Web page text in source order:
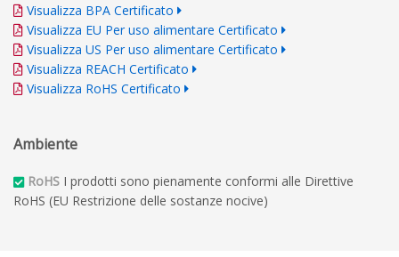
Visualizza BPA Certificato
Visualizza EU Per uso alimentare Certificato
Visualizza US Per uso alimentare Certificato
Visualizza REACH Certificato
Visualizza RoHS Certificato
Ambiente
RoHS I prodotti sono pienamente conformi alle Direttive
RoHS (EU Restrizione delle sostanze nocive)